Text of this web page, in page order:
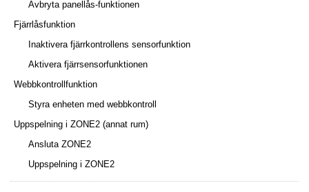
Avbryta panellås-funktionen
Fjärrlåsfunktion
Inaktivera fjärrkontrollens sensorfunktion
Aktivera fjärrsensorfunktionen
Webbkontrollfunktion
Styra enheten med webbkontroll
Uppspelning i ZONE2 (annat rum)
Ansluta ZONE2
Uppspelning i ZONE2